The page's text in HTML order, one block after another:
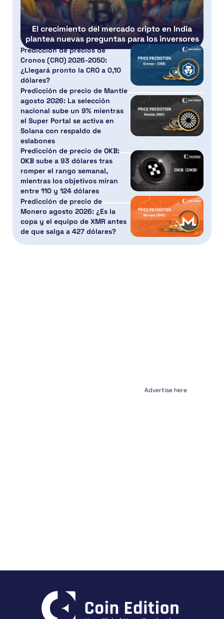
El crecimiento del mercado cripto en India
plantea nuevas preguntas para los inversores
Predicción de precios de
Cronos (CRO) 2026-2050:
¿Llegará pronto la CRO a 0,10
dólares?
Predicción de precio de Mantle
agosto 2026: La selección
nacional sube un 9% mientras
el Super Portal se activa en
Solana con respaldo de
eslabones
Predicción de precio de OKB:
OKB sube a 93 dólares tras
romper el rango semanal,
mientras los objetivos miran
entre 110 y 124 dólares
Predicción de precio de
Monero agosto 2026: ¿Es la
copa y el equipo de XMR antes
de que salga a 427 dólares?
Advertise here